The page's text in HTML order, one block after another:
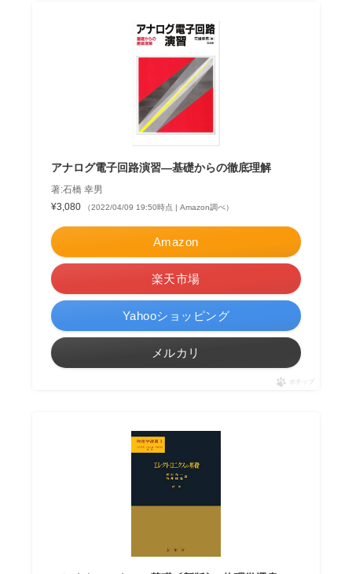
アナログ電子回路演習―基礎からの徹底理解
著:石橋 幸男
¥3,080
（2022/04/09 19:50時点 | Amazon調べ）
Amazon
楽天市場
Yahooショッピング
メルカリ
ポチップ